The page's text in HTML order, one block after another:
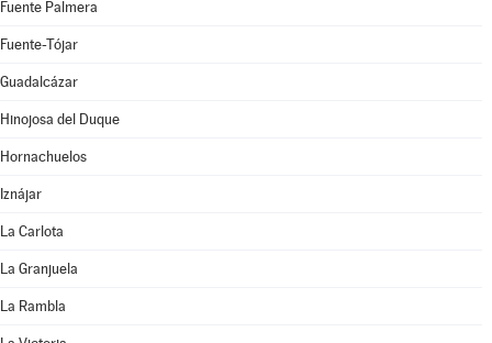
Fuente Palmera
Fuente-Tójar
Guadalcázar
Hinojosa del Duque
Hornachuelos
Iznájar
La Carlota
La Granjuela
La Rambla